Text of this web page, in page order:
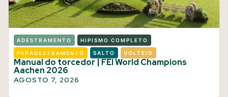
ADESTRAMENTO HIPISMO COMPLETO
PARADESTRAMENTO SALTO VOLTEIO
Manual do torcedor | FEI World Champions
Aachen 2026
AGOSTO 7, 2026